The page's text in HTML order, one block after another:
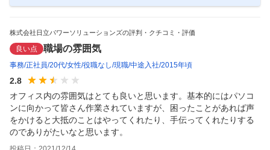
株式会社日立パワーソリューションズの評判・クチコミ・評価
良い点 職場の雰囲気
事務 正社員 20代 女性 役職なし 現職 中途入社 2015年頃
2.8
オフィス内の雰囲気はとても良いと思います。基本的にはパソコ
ンに向かって皆さん作業されていますが、困ったことがあれば声
をかけると大抵のことはやってくれたり、手伝ってくれたりする
のでありがたいなと思います。